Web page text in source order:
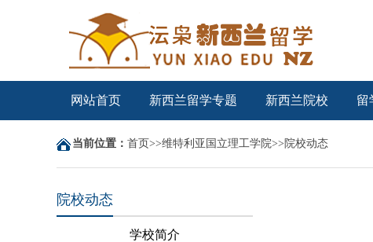
网站首页 新西兰留学专题 新西兰院校 留
当前位置： 首页>>维特利亚国立理工学院>> 院校动态
院校动态
学校简介